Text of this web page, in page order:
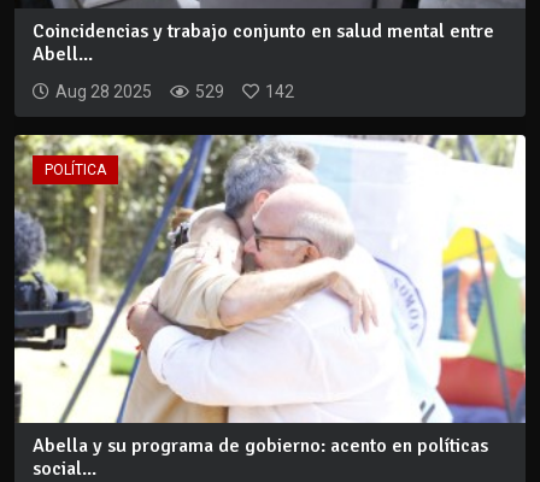
Coincidencias y trabajo conjunto en salud mental entre
Abell...
Aug 28 2025 529 142
POLÍTICA
Abella y su programa de gobierno: acento en políticas
social...